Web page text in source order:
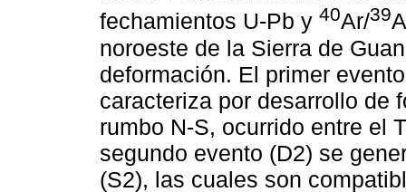
fechamientos U-Pb y 40Ar/39
noroeste de la Sierra de
deformación. El primer
caracteriza por desarrollo de
rumbo N-S, ocurrido entre el
segundo evento (D2) se
(S2), las cuales son